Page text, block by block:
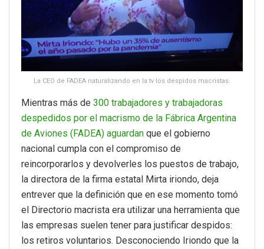
La CEO de FADEA naturalizando en la tv los despidos macristas.
Mientras más de 300 trabajadores y trabajadoras
despedidos por el macrismo de la Fábrica Argentina
de Aviones (FADEA) aguardan que el gobierno
nacional cumpla con el compromiso de
reincorporarlos y devolverles los puestos de trabajo,
la directora de la firma estatal Mirta iriondo, deja
entrever que la definición que en ese momento tomó
el Directorio macrista era utilizar una herramienta que
las empresas suelen tener para justificar despidos:
los retiros voluntarios. Desconociendo Iriondo que la